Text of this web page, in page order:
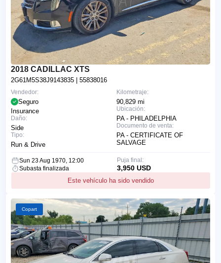
2018 CADILLAC XTS
2G61M5S38J9143835 | 55838016
Kilometraje:
90,829 mi
Ubicación:
PA - PHILADELPHIA
Documento de venta:
PA - CERTIFICATE OF
SALVAGE
Vendedor:
Seguro
Insurance
Daño:
Side
Tipo:
Run & Drive
Sun 23 Aug 1970, 12:00
Subasta finalizada
Este vehículo ha sido vendido
Puja final:
3,950 USD
Copart